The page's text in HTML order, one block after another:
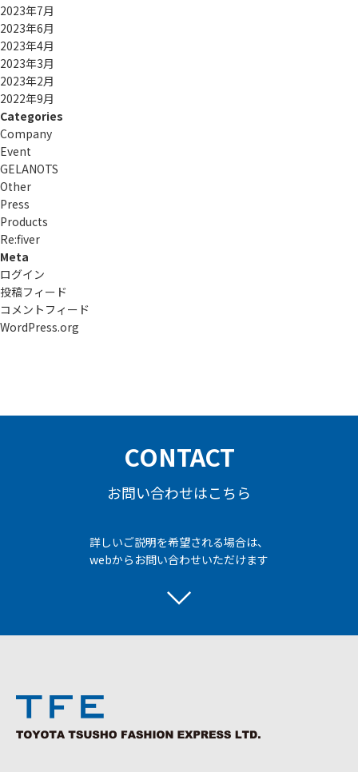
2023年7月
2023年6月
2023年4月
2023年3月
2023年2月
2022年9月
Categories
Company
Event
GELANOTS
Other
Press
Products
Re:ﬁver
Meta
ログイン
投稿フィード
コメントフィード
WordPress.org
CONTACT
お問い合わせはこちら
詳しいご説明を希望される場合は、
webからお問い合わせいただけます